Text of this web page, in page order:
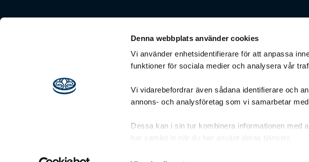
Denna webbplats använder cookies
Vi använder enhetsidentifierare för att anpassa
funktioner för sociala medier och analysera vår
Vi vidarebefordrar även sådana identifierare och
annons- och analysföretag som vi samarbetar
Dessa kan i sin tur kombinera informationen med
har samlat in när du har använt deras tjänster.
Tel: 08-568 432 00
Rapportera fel på webbplatsen:
Fler kontaktuppgifter på
Ge en gåva direkt
Swish: 123 900 52 24
Organisationsnr.
802006-2942
Om cookies/kakor